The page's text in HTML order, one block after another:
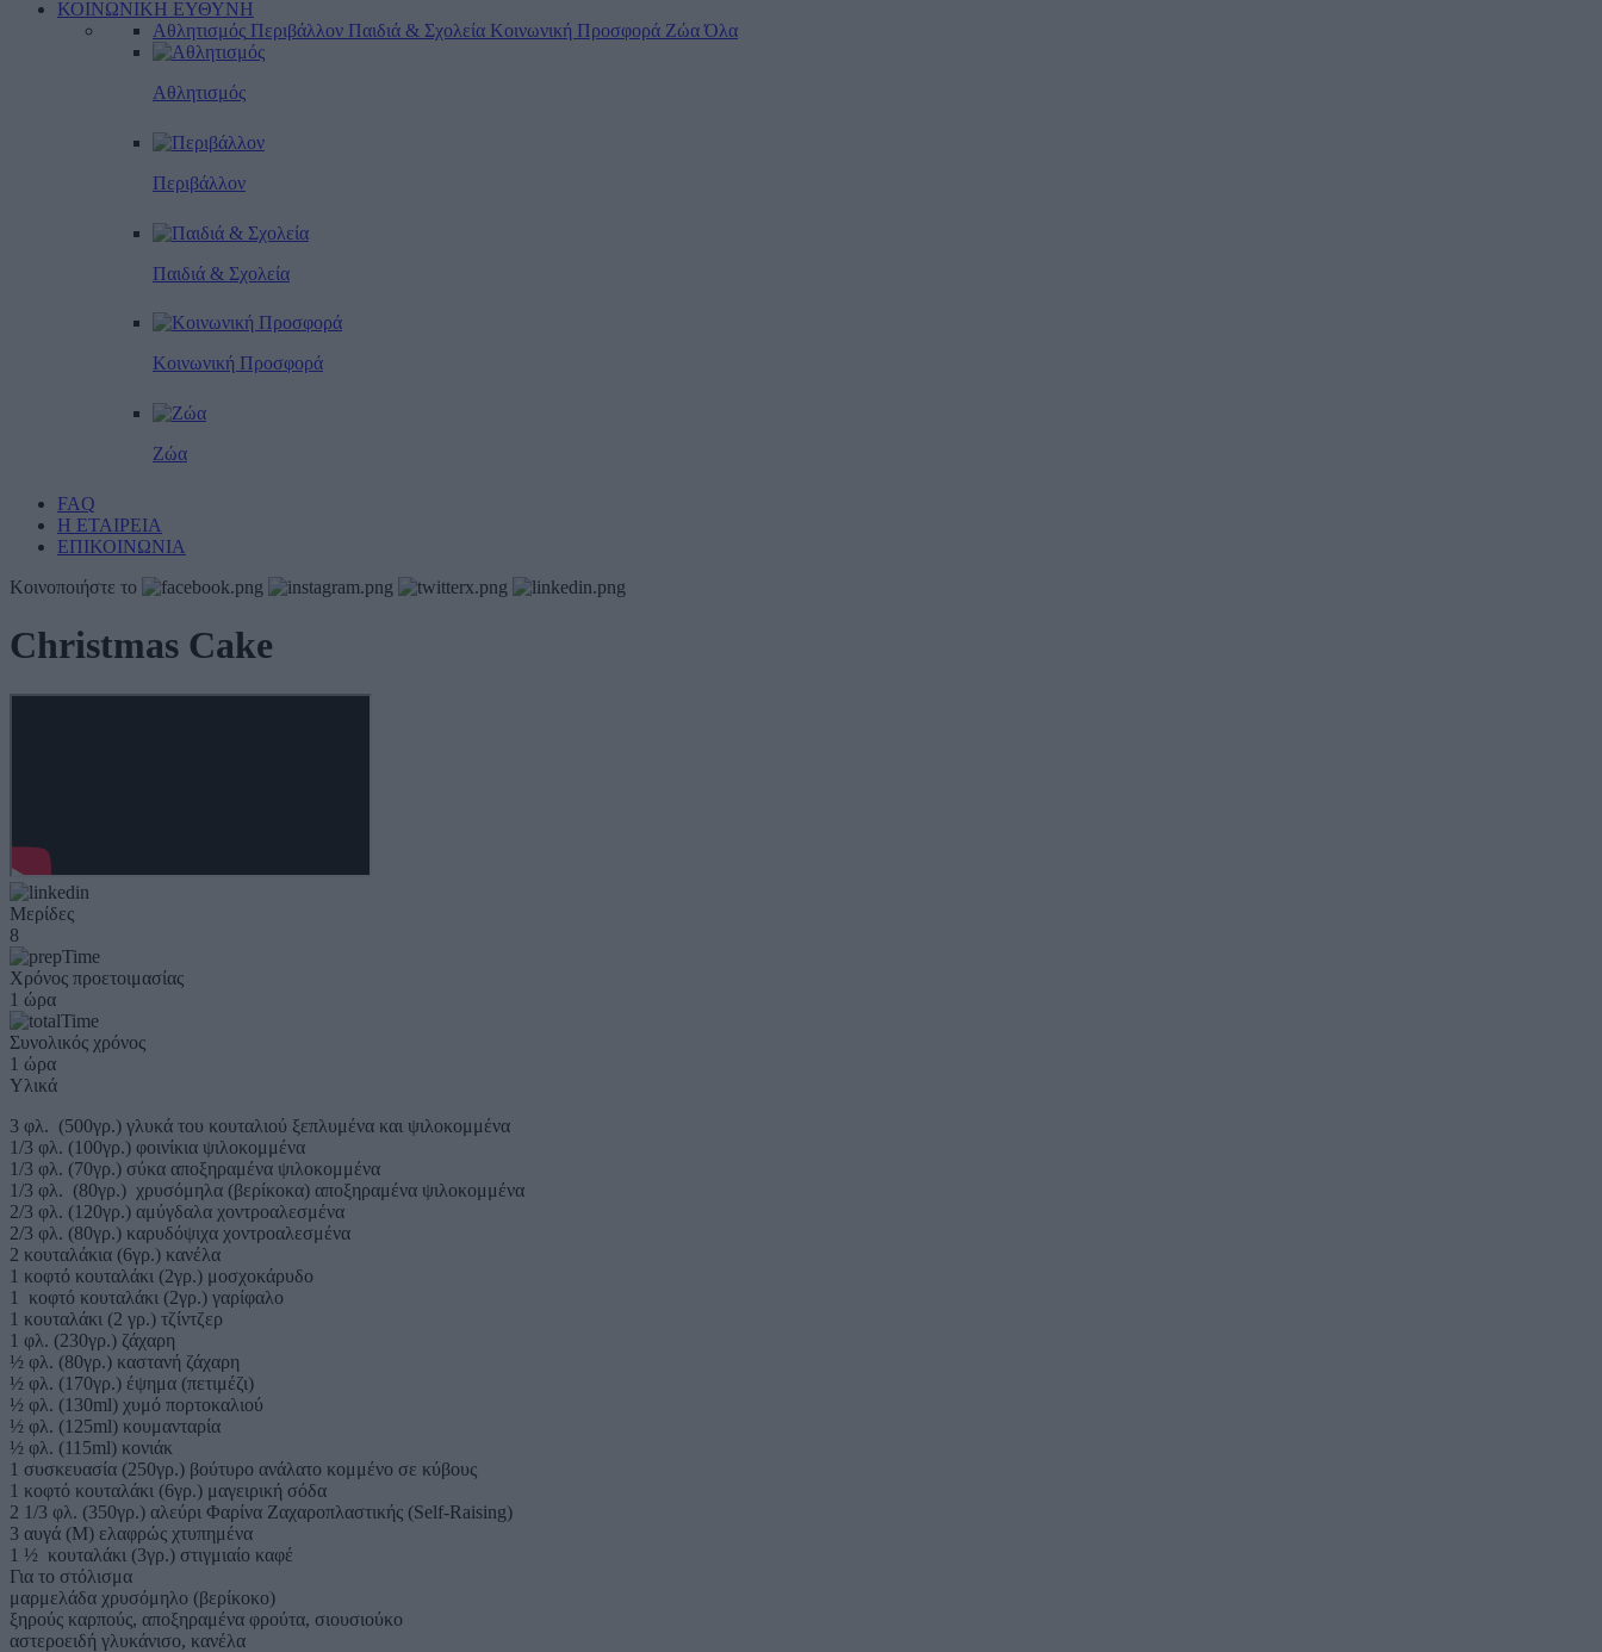
ΚΟΙΝΩΝΙΚΗ ΕΥΘΥΝΗ
Αθλητισμός Περιβάλλον Παιδιά & Σχολεία Κοινωνική Προσφορά Ζώα Όλα
Αθλητισμός
Περιβάλλον
Παιδιά & Σχολεία
Κοινωνική Προσφορά
Ζώα
FAQ
Η ΕΤΑΙΡΕΙΑ
ΕΠΙΚΟΙΝΩΝΙΑ
Κοινοποιήστε το
Christmas Cake
Μερίδες
8
Χρόνος προετοιμασίας
1 ώρα
Συνολικός χρόνος
1 ώρα
Υλικά
3 φλ. (500γρ.) γλυκά του κουταλιού ξεπλυμένα και ψιλοκομμένα
1/3 φλ. (100γρ.) φοινίκια ψιλοκομμένα
1/3 φλ. (70γρ.) σύκα αποξηραμένα ψιλοκομμένα
1/3 φλ. (80γρ.) χρυσόμηλα (βερίκοκα) αποξηραμένα ψιλοκομμένα
2/3 φλ. (120γρ.) αμύγδαλα χοντροαλεσμένα
2/3 φλ. (80γρ.) καρυδόψιχα χοντροαλεσμένα
2 κουταλάκια (6γρ.) κανέλα
1 κοφτό κουταλάκι (2γρ.) μοσχοκάρυδο
1 κοφτό κουταλάκι (2γρ.) γαρίφαλο
1 κουταλάκι (2 γρ.) τζίντζερ
1 φλ. (230γρ.) ζάχαρη
½ φλ. (80γρ.) καστανή ζάχαρη
½ φλ. (170γρ.) έψημα (πετιμέζι)
½ φλ. (130ml) χυμό πορτοκαλιού
½ φλ. (125ml) κουμανταρία
½ φλ. (115ml) κονιάκ
1 συσκευασία (250γρ.) βούτυρο ανάλατο κομμένο σε κύβους
1 κοφτό κουταλάκι (6γρ.) μαγειρική σόδα
2 1/3 φλ. (350γρ.) αλεύρι Φαρίνα Ζαχαροπλαστικής (Self-Raising)
3 αυγά (Μ) ελαφρώς χτυπημένα
1 ½ κουταλάκι (3γρ.) στιγμιαίο καφέ
Για το στόλισμα
μαρμελάδα χρυσόμηλο (βερίκοκο)
ξηρούς καρπούς, αποξηραμένα φρούτα, σιουσιούκο
αστεροειδή γλυκάνισο, κανέλα